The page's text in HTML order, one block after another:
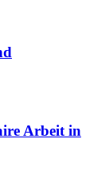
Arbeit in